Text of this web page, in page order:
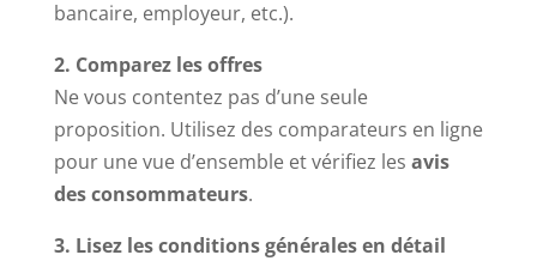
bancaire, employeur, etc.).
2. Comparez les offres
Ne vous contentez pas d’une seule
proposition. Utilisez des comparateurs en ligne
pour une vue d’ensemble et vérifiez les avis
des consommateurs.
3. Lisez les conditions générales en détail